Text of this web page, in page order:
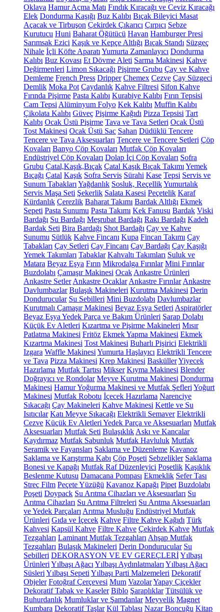
Oklava Hamur Açma Matı Fındık Kıracağı ve Ceviz Kıracağı
Elek Dondurma Kaşığı Buz Kalıbı Bıçak Bileyici Masat
Açacak ve Tirbuşon Çekirdek Çıkarıcı Çırpıcı Sebze
Kurutucu Huni Baharat Öğütücü Havan Hamburger Presi
Sarımsak Ezici Kaşık ve Kepçe Altlığı Bıçak Standı Süzgeç
Nihale İçli Köfte Aparatı Yumurta Zamanlayıcı Dondurma
Kalıbı Buz Kovası Et Dövme Aleti Sarma Makinesi Kahve
Değirmenleri Limon Sıkacağı Pişirme Grubu Çay ve Kahve
Demleme French Press Dripper Chemex Cezve Çay Süzgeci
Demlik Moka Pot Çaydanlık Kahve Filtresi Sifon Kahve
Fırında Pişirme Pasta Kalıbı Kurabiye Kalıbı Fırın Tepsisi
Cam Tepsi Alüminyum Folyo Kek Kalıbı Muffin Kalıbı
Çikolata Kalıbı Güveç Pişirme Kağıdı Pizza Tepsisi Tart
Kalıbı Ocak Üstü Pişirme Tava ve Tava Setleri Ocak Üstü
Tost Makinesi Ocak Üstü Sac Sahan Düdüklü Tencere
Tencere ve Tava Aksesuarları Tencere ve Tencere Setleri Çöp
Kovaları Banyo Çöp Kovaları Mutfak Çöp Kovaları
Endüstriyel Çöp Kovaları Dolap İçi Çöp Kovaları Sofra
Grubu Çatal,Kaşık,Bıçak Çatal Kaşık Bıçak Takımı Yemek
Bıçağı Çatal Kaşık Sofra Servis Sürahi Kase Tepsi Servis ve
Sunum Tabakları Yağdanlık Sosluk, ReçellikYumurtalık
Servis Maşa Seti Şekerlik Salata Kasesi Peçetelik Karaf
Kürdanlık Çerezlik Baharat Takımı Bardak Altlığı Ekmek
Sepeti Pasta Sunumu Pasta Takımı Kek Fanusu Bardak Viski
Bardağı Su Bardağı Meşrubat Bardağı Rakı Bardağı Kadeh
Bardak Seti Bira Bardağı Shot Bardağı Çay ve Kahve
Sunumu Sütlük Kahve Fincanı Kupa Fincan Takımı Çay
Tabakları Çay Setleri Çay Fincanı Çay Bardağı Çay Kaşığı
Yemek Takımları Tabaklar Kahvaltı Takımları Suluk ve
Matara Beyaz Eşya Fırın Mikrodalga Fırınlar Mini Fırınlar
Buzdolabı Çamaşır Makinesi Ocak Ankastre Ürünleri
Ankastre Setler Ankastre Ocaklar Ankastre Fırınlar Ankastre
Davlumbazlar Bulaşık Makineleri Kurutma Makinesi Derin
Dondurucular Su Sebilleri Mini Buzdolabı Davlumbazlar
Kurutmalı Çamaşır Makinesi Beyaz Eşya Setleri Aspiratörler
Beyaz Eşya Yedek Parça ve Bakım Ürünleri Şarap Dolabı
Küçük Ev Aletleri Kızartma ve Pişirme Makineleri Mısır
Patlatma Makinesi Fritöz Ekmek Yapma Makinesi Ekmek
Kızartma Makinesi Tost Makinesi Buharlı Pişirici Elektrikli
Izgara Waffle Makinesi Yumurta Haşlayıcı Elektrikli Tencere
ve Tava Pizza Makinesi Krep Makinesi BasküllerYiyecek
Hazırlama Mutfak Tartısı Mikser Kıyma Makinesi Blender
Doğrayıcı ve Rondolar Meyve Kurutma Makinesi Dondurma
Makinesi Hamur Yoğurma Makinesi ve Mutfak Şefleri Yoğurt
Makinesi Mutfak Robotu İçecek Hazırlama Narenciye
Sıkacağı Çay Makineleri Kahve Makinesi Kettle ve Su
Isıtıcılar Katı Meyve Sıkacağı Elektrikli Semaver Elektrikli
Cezve Küçük Ev Aletleri Yedek Parça ve Aksesuarları Mutfak
Aksesuarları Mutfak Seti Bulaşıklık Askı ve Kancalar
Kaydırmaz Mutfak Sabunluk Mutfak Havluluk Mutfak
Seramik ve Fayansları Saklama ve Düzenleme Kavanoz
Saklama ve Karıştırma Kabı Çöp Poşeti Sebzelikler Saklama
Bonesi ve Kapağı Mutfak Raf Düzenleyici Poşetlik Kaşıklık
Beslenme Kutusu Damacana Pompası Ekmeklik Sefer Tası
Streç Film Peçete Yüzüğü Kavanoz Kapağı Pipet Buzdolabı
Poşeti Doypack Su Arıtma Cihazları ve Aksesuarları Su
Arıtma Cihazları Su Arıtma Filtreleri Su Arıtma Aksesuarları
ve Yedek Parçaları Arıtma Musluğu Endüstriyel Mutfak
Ürünleri Gıda ve İçecek Kahve Filtre Kahve Kağıdı Türk
Kahvesi Kapsül Kahve Filtre Kahve Çekirdek Kahve Mutfak
Tezgahları Laminant Mutfak Tezgahları Ahşap Mutfak
Tezgahları Bulaşık Makineleri Derin Dondurucular Su
Sebilleri DEKORASYON VE EV GEREÇLERİYılbaşı
Ürünleri Yılbaşı Ağacı Yılbaşı Aydınlatmaları Yılbaşı Ağacı
Süsleri Yılbaşı Sepeti Yılbaşı Parti Malzemeleri Dekoratif
Objeler Fotoğraf Çerçevesi Mum VazolarYapay Çiçekler
Dekoratif Tabak ve Kaseler Biblo Şaraplıklar Tütsülük ve
Buhurdanlık Mumluklar ve Şamdanlar Meyvelik Magnet
Kumbara Dekoratif Taşlar Kül Tablası Nazar Boncuğu Kitap